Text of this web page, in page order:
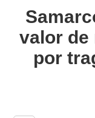
valor de
por